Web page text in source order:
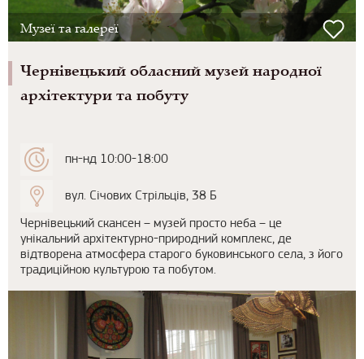
Музеї та галереї
Чернівецький обласний музей народної
архітектури та побуту
пн-нд 10:00-18:00
вул. Січових Стрільців, 38 Б
Чернівецький скансен – музей просто неба – це
унікальний архітектурно-природний комплекс, де
відтворена атмосфера старого буковинського села, з його
традиційною культурою та побутом.